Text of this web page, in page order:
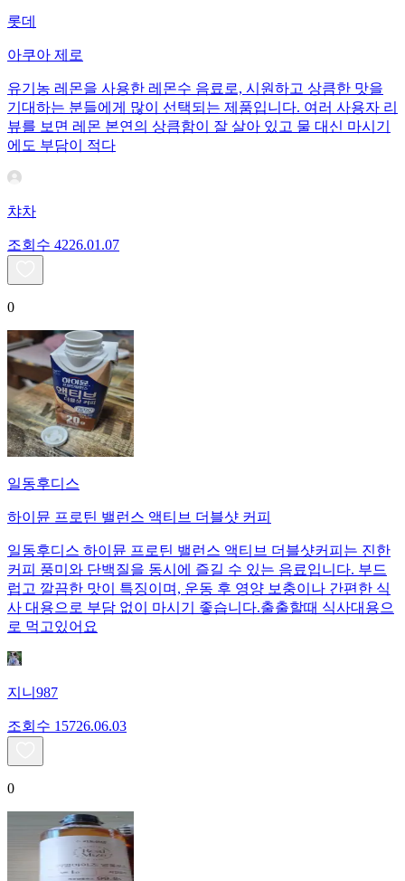
롯데
아쿠아 제로
유기농 레몬을 사용한 레몬수 음료로, 시원하고 상큼한 맛을
기대하는 분들에게 많이 선택되는 제품입니다. 여러 사용자 리
뷰를 보면 레몬 본연의 상큼함이 잘 살아 있고 물 대신 마시기
에도 부담이 적다
챠차
조회수 4226.01.07
0
일동후디스
하이뮨 프로틴 밸런스 액티브 더블샷 커피
일동후디스 하이뮨 프로틴 밸런스 액티브 더블샷커피는 진한
커피 풍미와 단백질을 동시에 즐길 수 있는 음료입니다. 부드
럽고 깔끔한 맛이 특징이며, 운동 후 영양 보충이나 간편한 식
사 대용으로 부담 없이 마시기 좋습니다.출출할때 식사대용으
로 먹고있어요
지니987
조회수 15726.06.03
0